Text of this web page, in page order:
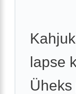
lapse